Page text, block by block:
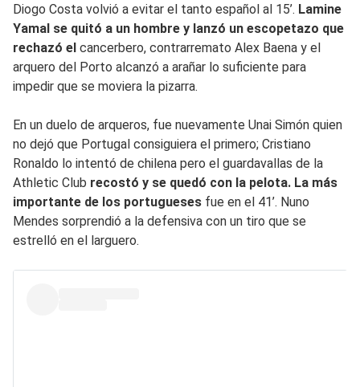
Diogo Costa volvió a evitar el tanto español al 15’. Lamine
Yamal se quitó a un hombre y lanzó un escopetazo que
rechazó el cancerbero, contrarremato Alex Baena y el
arquero del Porto alcanzó a arañar lo suficiente para
impedir que se moviera la pizarra.
En un duelo de arqueros, fue nuevamente Unai Simón quien
no dejó que Portugal consiguiera el primero; Cristiano
Ronaldo lo intentó de chilena pero el guardavallas de la
Athletic Club recostó y se quedó con la pelota. La más
importante de los portugueses fue en el 41’. Nuno
Mendes sorprendió a la defensiva con un tiro que se
estrelló en el larguero.